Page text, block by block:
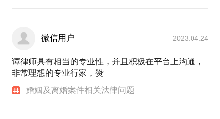
微信用户 2023.04.24
谭律师具有相当的专业性，并且积极在平台上沟通，
非常理想的专业行家，赞
婚姻及离婚案件相关法律问题